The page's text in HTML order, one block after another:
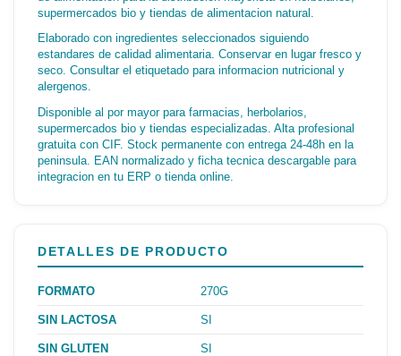
supermercados bio y tiendas de alimentacion natural.
Elaborado con ingredientes seleccionados siguiendo
estandares de calidad alimentaria. Conservar en lugar fresco y
seco. Consultar el etiquetado para informacion nutricional y
alergenos.
Disponible al por mayor para farmacias, herbolarios,
supermercados bio y tiendas especializadas. Alta profesional
gratuita con CIF. Stock permanente con entrega 24-48h en la
peninsula. EAN normalizado y ficha tecnica descargable para
integracion en tu ERP o tienda online.
DETALLES DE PRODUCTO
FORMATO 270G
SIN LACTOSA SI
SIN GLUTEN SI